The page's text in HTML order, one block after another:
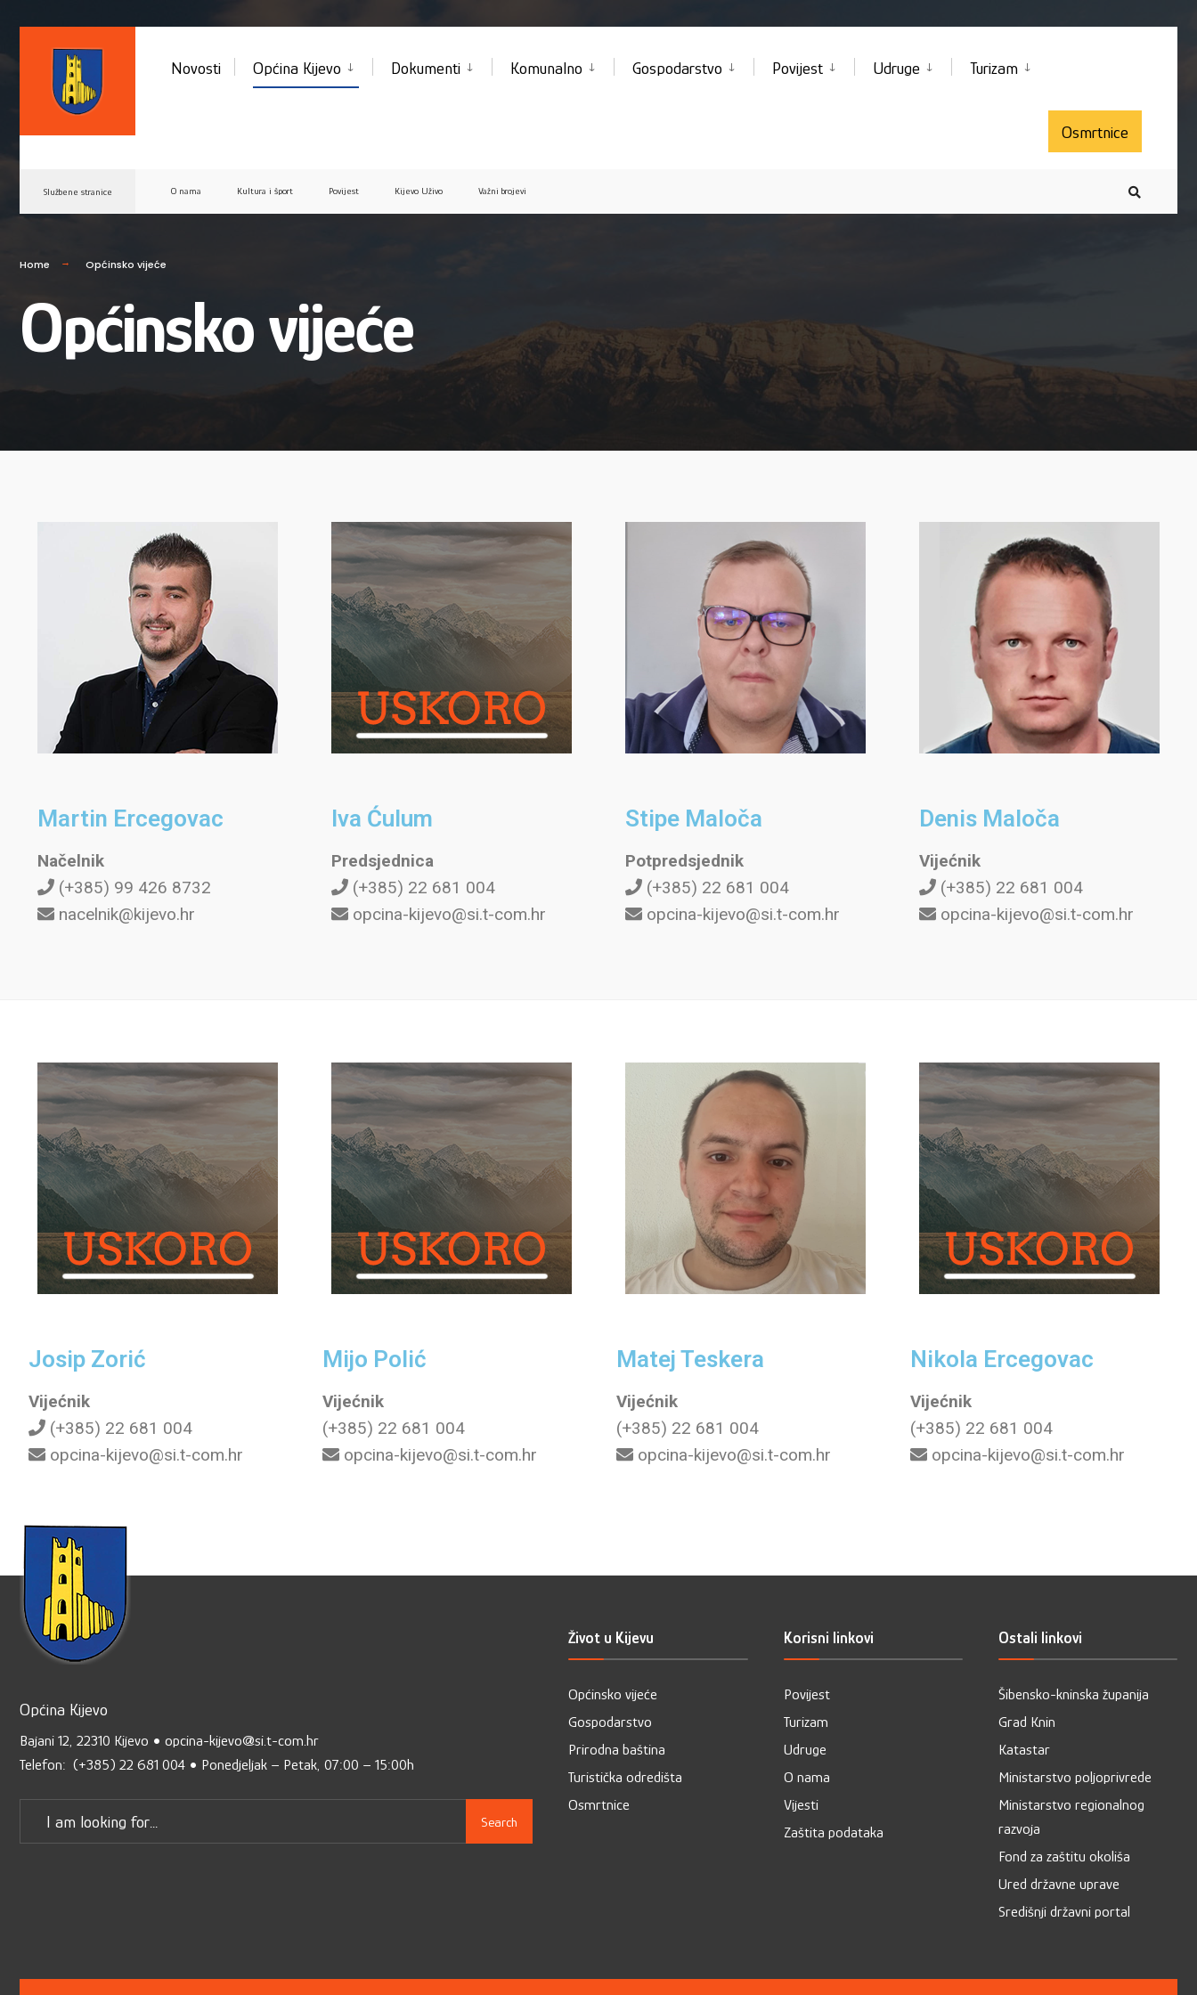
Novosti Općina Kijevo Dokumenti Komunalno Gospodarstvo Povijest Udruge Turizam
Osmrtnice
Službene stranice O nama Kultura i šport Povijest Kijevo Uživo Važni brojevi
Home Općinsko vijeće
Općinsko vijeće
Martin Ercegovac
Načelnik
(+385) 99 426 8732
nacelnik@kijevo.hr
Iva Ćulum
Predsjednica
(+385) 22 681 004
opcina-kijevo@si.t-com.hr
Stipe Maloča
Potpredsjednik
(+385) 22 681 004
opcina-kijevo@si.t-com.hr
Denis Maloča
Vijećnik
(+385) 22 681 004
opcina-kijevo@si.t-com.hr
Josip Zorić
Vijećnik
(+385) 22 681 004
opcina-kijevo@si.t-com.hr
Mijo Polić
Vijećnik
(+385) 22 681 004
opcina-kijevo@si.t-com.hr
Matej Teskera
Vijećnik
(+385) 22 681 004
opcina-kijevo@si.t-com.hr
Nikola Ercegovac
Vijećnik
(+385) 22 681 004
opcina-kijevo@si.t-com.hr
Općina Kijevo
Bajani 12, 22310 Kijevo • opcina-kijevo@si.t-com.hr
Telefon: (+385) 22 681 004 • Ponedjeljak – Petak, 07:00 – 15:00h
Search
Život u Kijevu
Općinsko vijeće
Gospodarstvo
Prirodna baština
Turistička odredišta
Osmrtnice
Korisni linkovi
Povijest
Turizam
Udruge
O nama
Vijesti
Zaštita podataka
Ostali linkovi
Šibensko-kninska županija
Grad Knin
Katastar
Ministarstvo poljoprivrede
Ministarstvo regionalnog
razvoja
Fond za zaštitu okoliša
Ured državne uprave
Središnji državni portal